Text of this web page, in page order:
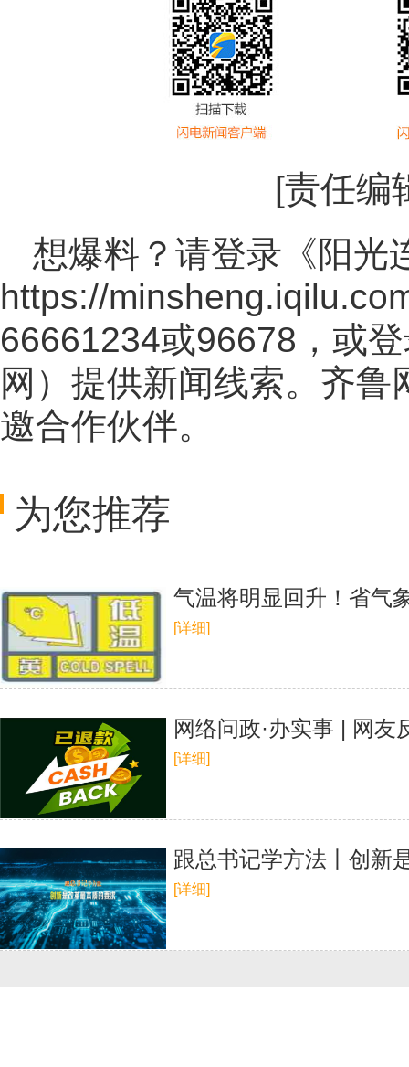
[责任编
想爆料？请登录《阳光
https://
66661234或96678，或
网 ）提供新闻线索。齐鲁
邀合作伙伴。
为您推荐
气温将明显回升！省气
[详细]
网络问政·办实事 | 网
[详细]
跟总书记学方法丨创新
[详细]